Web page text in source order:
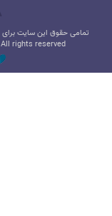
تمامی حقوق این سایت برای
rights reserved